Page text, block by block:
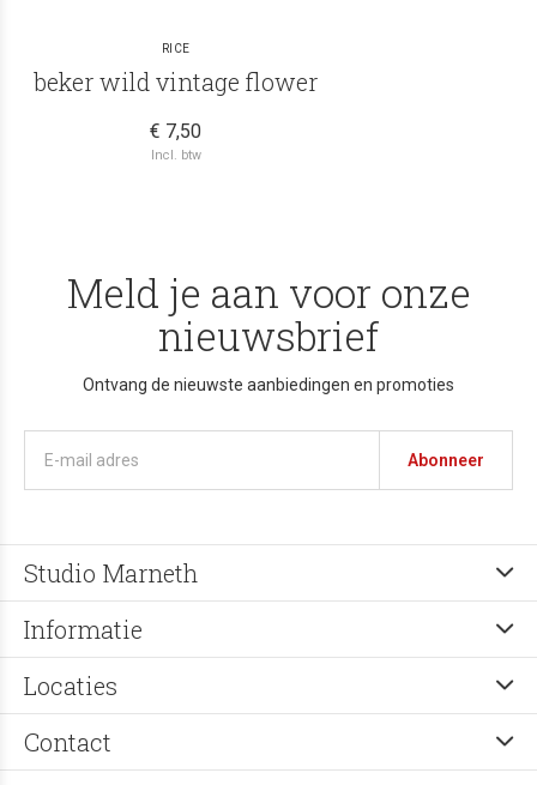
RICE
beker wild vintage flower
€ 7,50
Incl. btw
Meld je aan voor onze
nieuwsbrief
Ontvang de nieuwste aanbiedingen en promoties
Abonneer
Studio Marneth
Informatie
Locaties
Contact